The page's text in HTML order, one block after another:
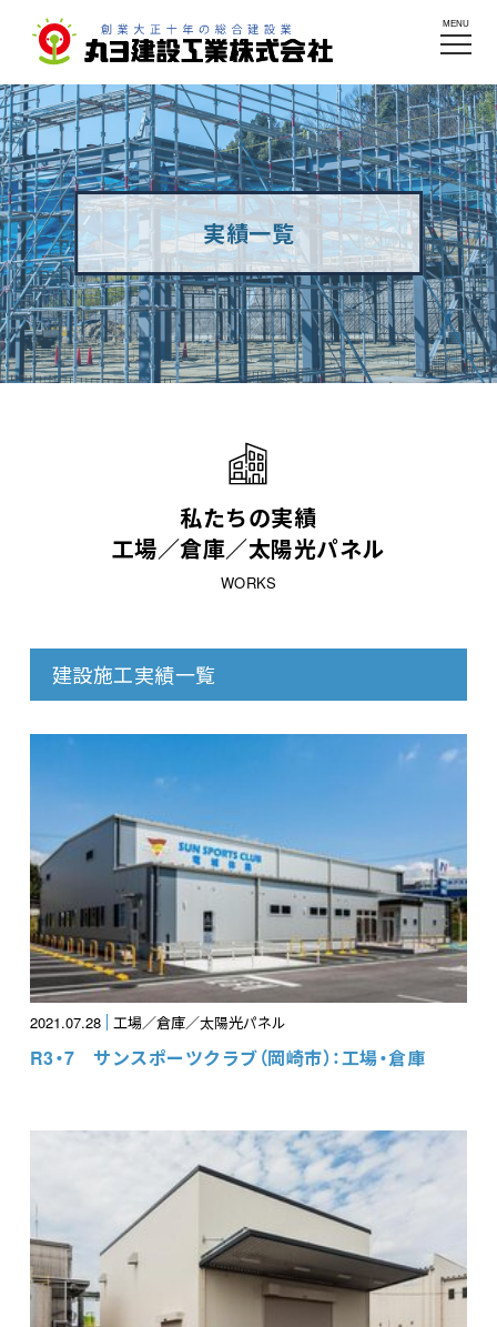
MENU
実績一覧
私たちの実績
工場／倉庫／太陽光パネル
WORKS
建設施工実績一覧
2021.07.28 工場／倉庫／太陽光パネル
R3・7 サンスポーツクラブ（岡崎市）：工場・倉庫